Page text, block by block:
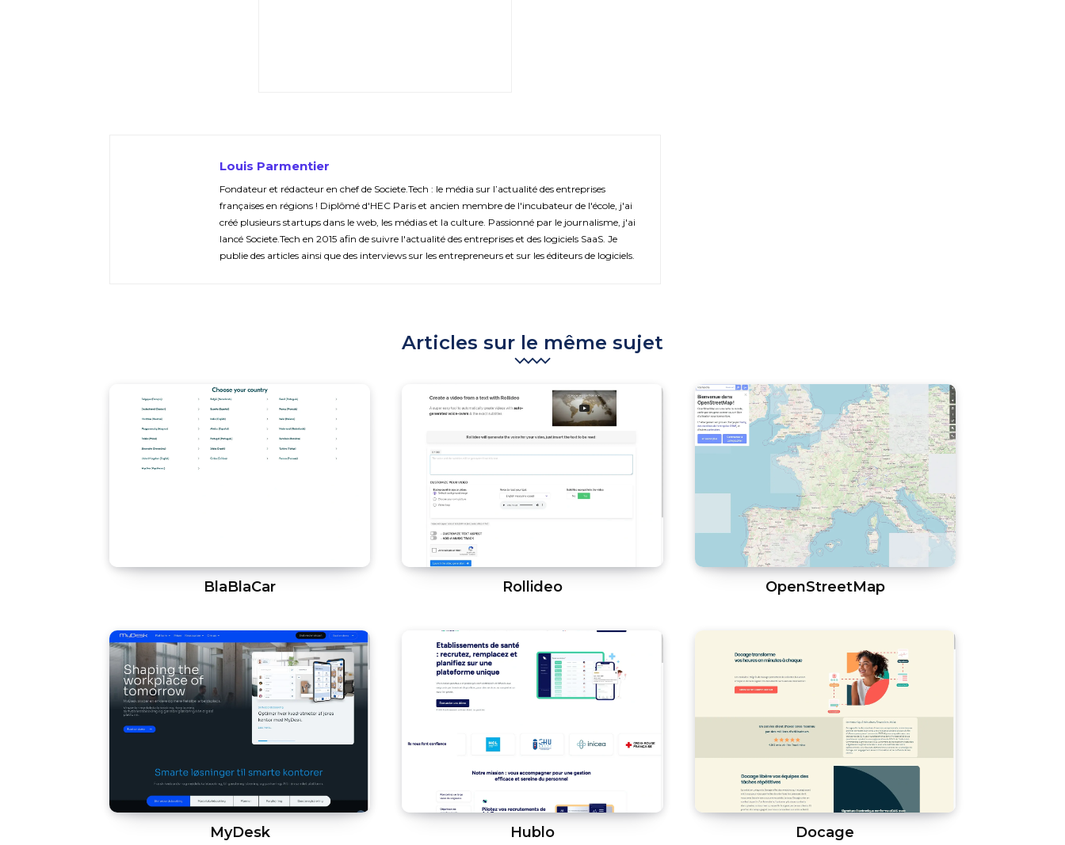
Louis Parmentier
Fondateur et rédacteur en chef de Societe.Tech : le média sur l’actualité des entreprises
françaises en régions ! Diplômé d'HEC Paris et ancien membre de l'incubateur de l'école, j'ai
créé plusieurs startups dans le web, les médias et la culture. Passionné par le journalisme, j'ai
lancé Societe.Tech en 2015 afin de suivre l'actualité des entreprises et des logiciels SaaS. Je
publie des articles ainsi que des interviews sur les entrepreneurs et sur les éditeurs de logiciels.
Articles sur le même sujet
BlaBlaCar Rollideo OpenStreetMap
MyDesk Hublo Docage